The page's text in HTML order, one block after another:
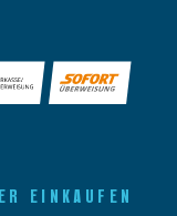
EINKAUFEN